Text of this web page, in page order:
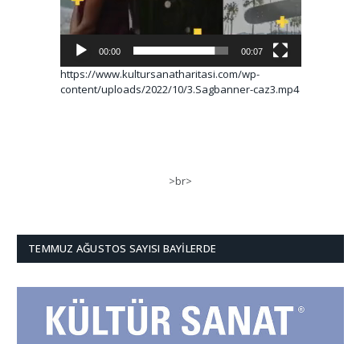
00:00 00:07
https://www.kultursanatharitasi.com/wp-
content/uploads/2022/10/3.Sagbanner-caz3.mp4
>br>
TEMMUZ AĞUSTOS SAYISI BAYILERDE